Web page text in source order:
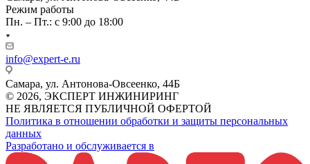
Режим работы
Пн. – Пт.: с 9:00 до 18:00
info@expert-e.ru
Самара, ул. Антонова-Овсеенко, 44Б
© 2026, ЭКСПЕРТ ИНЖИНИРИНГ
НЕ ЯВЛЯЕТСЯ ПУБЛИЧНОЙ ОФЕРТОЙ
Политика в отношении обработки и защиты персональных
данных
Разработано и обслуживается в